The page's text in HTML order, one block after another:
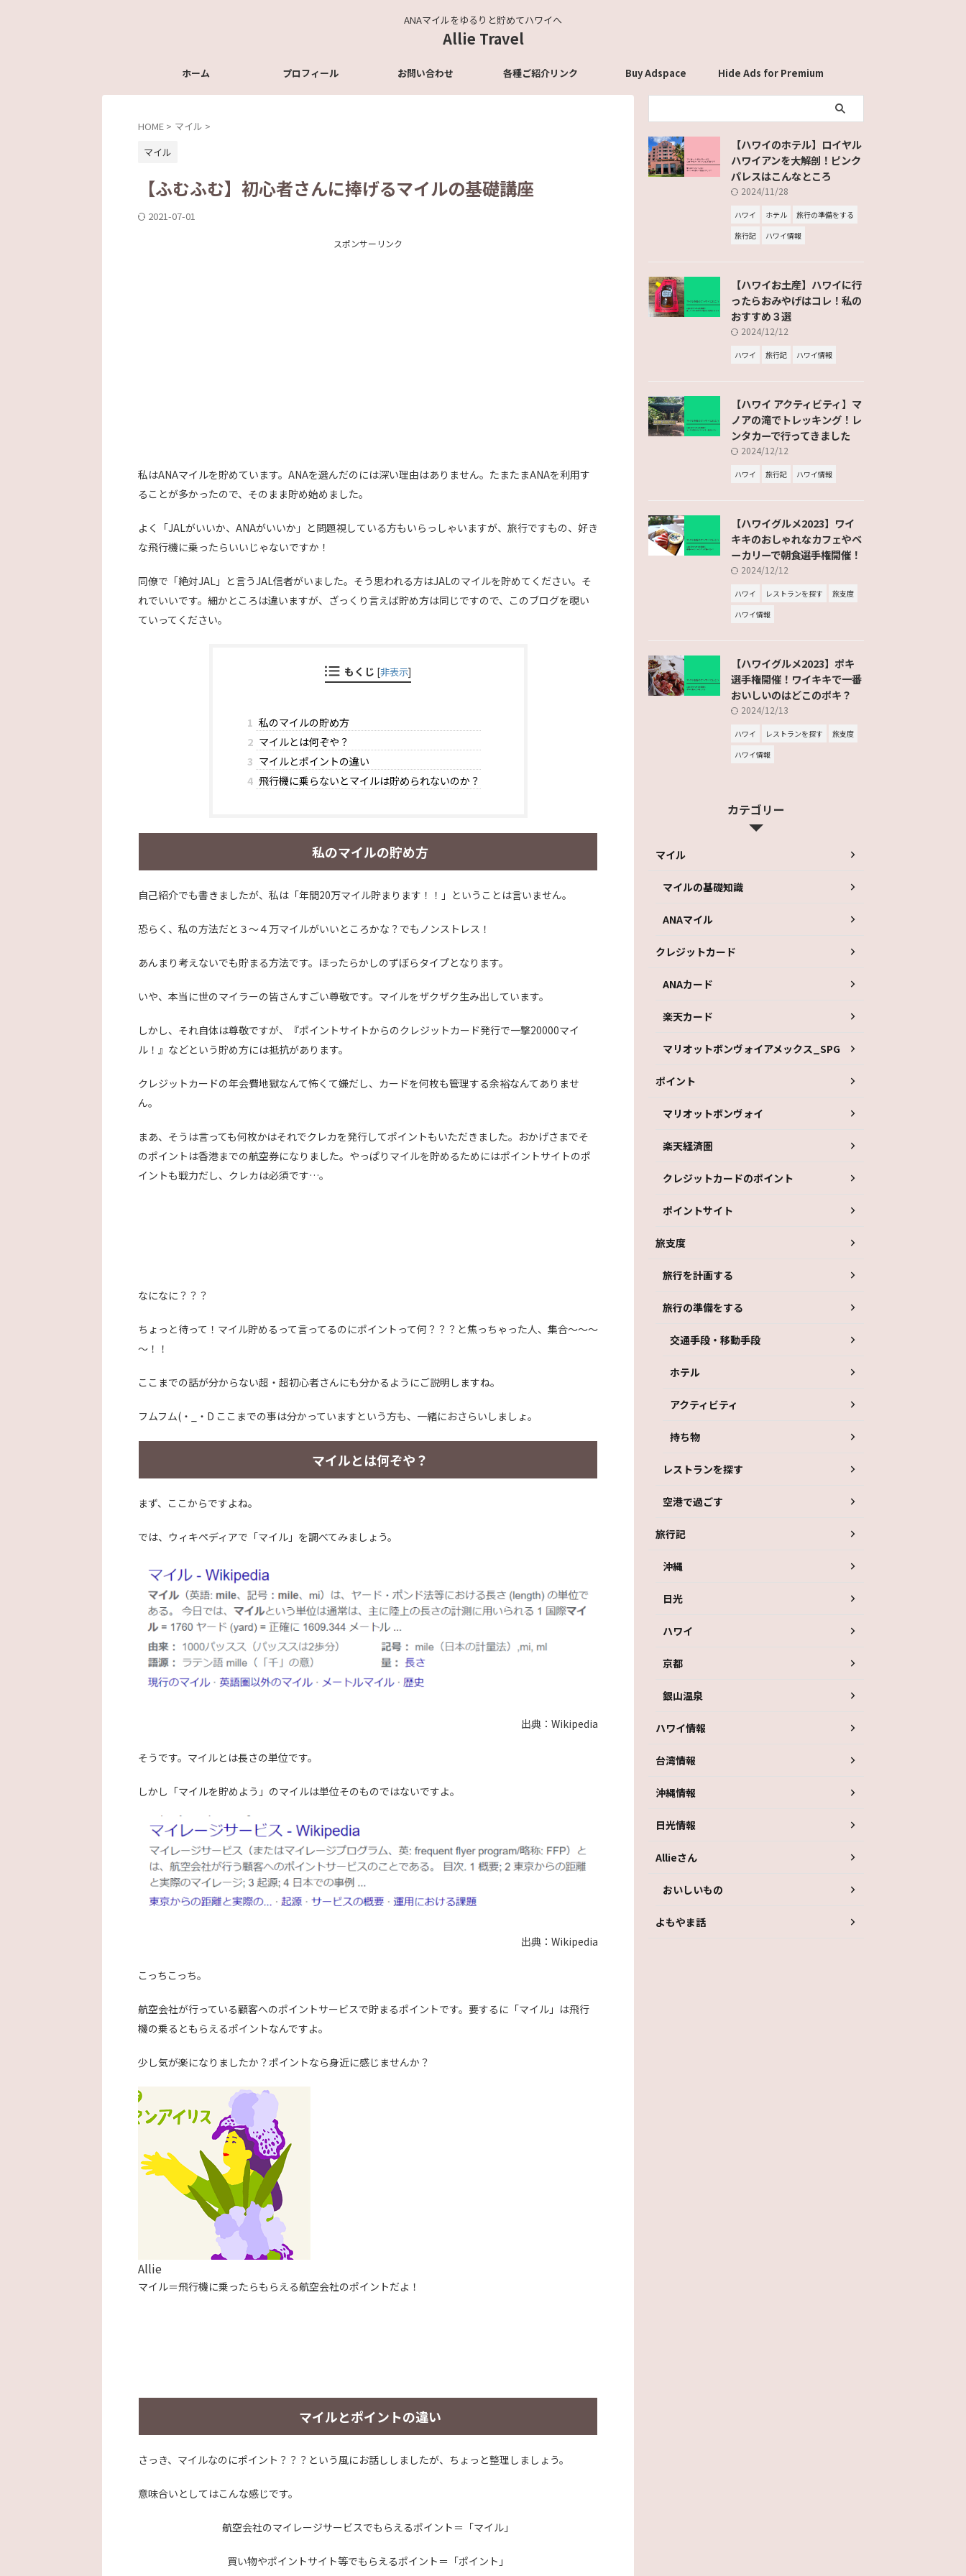
ANAマイルをゆるりと貯めてハワイへ
Allie Travel
ホーム プロフィール お問い合わせ 各種ご紹介リンク Buy Adspace Hide Ads for Premium
HOME > マイル >
マイル
【ふむふむ】初心者さんに捧げるマイルの基礎講座
2021-07-01
スポンサーリンク
私はANAマイルを貯めています。ANAを選んだのには深い理由はありません。たまたまANAを利用す
ることが多かったので、そのまま貯め始めました。
よく「JALがいいか、ANAがいいか」と問題視している方もいらっしゃいますが、旅行ですもの、好き
な飛行機に乗ったらいいじゃないですか！
同僚で「絶対JAL」と言うJAL信者がいました。そう思われる方はJALのマイルを貯めてください。そ
れでいいです。細かところは違いますが、ざっくり言えば貯め方は同じですので、このブログを覗い
ていってください。
もくじ [非表示]
1 私のマイルの貯め方
2 マイルとは何ぞや？
3 マイルとポイントの違い
4 飛行機に乗らないとマイルは貯められないのか？
私のマイルの貯め方
自己紹介でも書きましたが、私は「年間20万マイル貯まります！！」ということは言いません。
恐らく、私の方法だと３～４万マイルがいいところかな？でもノンストレス！
あんまり考えないでも貯まる方法です。ほったらかしのずぼらタイプとなります。
いや、本当に世のマイラーの皆さんすごい尊敬です。マイルをザクザク生み出しています。
しかし、それ自体は尊敬ですが、『ポイントサイトからのクレジットカード発行で一撃20000マイ
ル！』などという貯め方には抵抗があります。
クレジットカードの年会費地獄なんて怖くて嫌だし、カードを何枚も管理する余裕なんてありませ
ん。
まあ、そうは言っても何枚かはそれでクレカを発行してポイントもいただきました。おかげさまでそ
のポイントは香港までの航空券になりました。やっぱりマイルを貯めるためにはポイントサイトのポ
イントも戦力だし、クレカは必須です…。
なになに？？？
ちょっと待って！マイル貯めるって言ってるのにポイントって何？？？と焦っちゃった人、集合～～～
～！！
ここまでの話が分からない超・超初心者さんにも分かるようにご説明しますね。
フムフム(・_・D ここまでの事は分かっていますという方も、一緒におさらいしましょ。
マイルとは何ぞや？
まず、ここからですよね。
では、ウィキペディアで「マイル」を調べてみましょう。
出典：Wikipedia
そうです。マイルとは長さの単位です。
しかし「マイルを貯めよう」のマイルは単位そのものではないですよ。
出典：Wikipedia
こっちこっち。
航空会社が行っている顧客へのポイントサービスで貯まるポイントです。要するに「マイル」は飛行
機の乗るともらえるポイントなんですよ。
少し気が楽になりましたか？ポイントなら身近に感じませんか？
Allie
マイル＝飛行機に乗ったらもらえる航空会社のポイントだよ！
マイルとポイントの違い
さっき、マイルなのにポイント？？？という風にお話ししましたが、ちょっと整理しましょう。
意味合いとしてはこんな感じです。
航空会社のマイレージサービスでもらえるポイント＝「マイル」
買い物やポイントサイト等でもらえるポイント＝「ポイント」
【ハワイのホテル】ロイヤル
ハワイアンを大解剖！ピンク
パレスはこんなところ
2024/11/28
ハワイ ホテル
旅行の準備をする
旅行記
ハワイ情報
【ハワイお土産】ハワイに行
ったらおみやげはコレ！私の
おすすめ３選
2024/12/12
ハワイ 旅行記 ハワイ情報
【ハワイ アクティビティ】マ
ノアの滝でトレッキング！レ
ンタカーで行ってきました
2024/12/12
ハワイ 旅行記 ハワイ情報
【ハワイグルメ2023】ワイ
キキのおしゃれなカフェやベ
ーカリーで朝食選手権開催！
2024/12/12
ハワイ レストランを探す
旅支度
ハワイ情報
【ハワイグルメ2023】ポキ
選手権開催！ワイキキで一番
おいしいのはどこのポキ？
2024/12/13
ハワイ レストランを探す
旅支度
ハワイ情報
カテゴリー
マイル
マイルの基礎知識
ANAマイル
クレジットカード
ANAカード
楽天カード
マリオットボンヴォイアメックス_SPG
ポイント
マリオットボンヴォイ
楽天経済圏
クレジットカードのポイント
ポイントサイト
旅支度
旅行を計画する
旅行の準備をする
交通手段・移動手段
ホテル
アクティビティ
持ち物
レストランを探す
空港で過ごす
旅行記
沖縄
日光
ハワイ
京都
銀山温泉
ハワイ情報
台湾情報
沖縄情報
日光情報
Allieさん
おいしいもの
よもやま話